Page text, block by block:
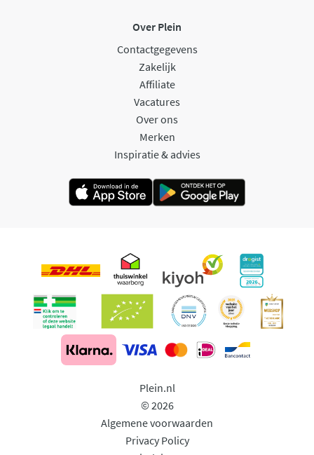
Over Plein
Contactgegevens
Zakelijk
Affiliate
Vacatures
Over ons
Merken
Inspiratie & advies
Plein.nl
© 2026
Algemene voorwaarden
Privacy Policy